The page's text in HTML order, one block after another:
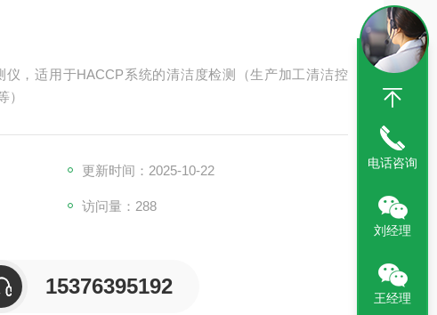
仪，适用于HACCP系统的清洁度检测（生产加工清洁控
更新时间：2025-10-22
访问量：288
15376395192
电话咨询
刘经理
王经理